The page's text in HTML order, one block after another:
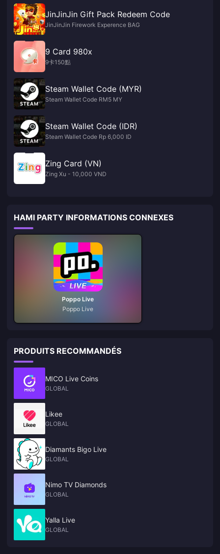
JinJinJin Gift Pack Redeem Code
JinJinJin Firework Experence BAG
9 Card 980x
9卡150點
Steam Wallet Code (MYR)
Steam Wallet Code RM5 MY
Steam Wallet Code (IDR)
Steam Wallet Code Rp 6,000 ID
Zing Card (VN)
Zing Xu - 10,000 VND
HAMI PARTY INFORMATIONS CONNEXES
Poppo Live
Poppo Live
PRODUITS RECOMMANDÉS
MICO Live Coins
GLOBAL
Likee
GLOBAL
Diamants Bigo Live
GLOBAL
Nimo TV Diamonds
GLOBAL
Yalla Live
GLOBAL